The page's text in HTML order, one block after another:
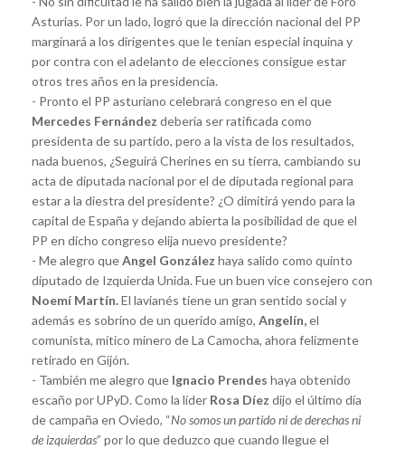
Asturias. Por un lado, logró que la dirección nacional del PP
marginará a los dirigentes que le tenían especial inquina y
por contra con el adelanto de elecciones consigue estar
otros tres años en la presidencia.
- Pronto el PP asturiano celebrará congreso en el que
Mercedes Fernández debería ser ratificada como
presidenta de su partido, pero a la vista de los resultados,
nada buenos, ¿Seguirá Cherines en su tierra, cambiando su
acta de diputada nacional por el de diputada regional para
estar a la diestra del presidente? ¿O dimitirá yendo para la
capital de España y dejando abierta la posibilidad de que el
PP en dicho congreso elija nuevo presidente?
- Me alegro queAngel González haya salido como quinto
diputado de Izquierda Unida. Fue un buen vice consejero con
Noemí Martín.El lavianés tiene un gran sentido social y
además es sobrino de un querido amigo, Angelín,el
comunista, mítico minero de La Camocha, ahora felizmente
retirado en Gijón.
- También me alegro que Ignacio Prendes haya obtenido
escaño por UPyD. Como la líder Rosa Díez dijo el último día
de campaña en Oviedo, “No somos un partido ni de derechas ni
de izquierdas” por lo que deduzco que cuando llegue el